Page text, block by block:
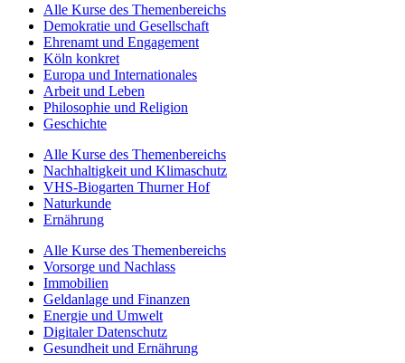
Alle Kurse des Themenbereichs
Demokratie und Gesellschaft
Ehrenamt und Engagement
Köln konkret
Europa und Internationales
Arbeit und Leben
Philosophie und Religion
Geschichte
Alle Kurse des Themenbereichs
Nachhaltigkeit und Klimaschutz
VHS-Biogarten Thurner Hof
Naturkunde
Ernährung
Alle Kurse des Themenbereichs
Vorsorge und Nachlass
Immobilien
Geldanlage und Finanzen
Energie und Umwelt
Digitaler Datenschutz
Gesundheit und Ernährung